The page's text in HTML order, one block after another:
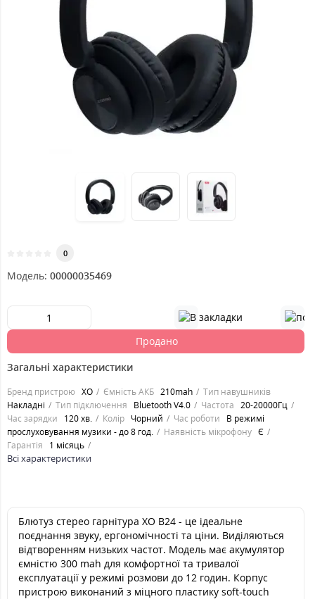
0
Модель: 00000035469
Продано
Загальні характеристики
Бренд пристрою XO Ємність АКБ 210mah
Тип навушників
Накладні
Тип підключення Bluetooth V4.0 Частота 20-20000Гц
Час зарядки
120 хв. Колір Чорний Час роботи
В режимі
прослуховування музики - до 8 год.
Наявність мікрофону Є
Гарантія
1 місяць
Всі характеристики
Блютуз стерео гарнітура XO B24 - це ідеальне
поєднання звуку, ергономічності та ціни. Виділяються
відтворенням низьких частот. Модель має акумулятор
ємністю 300 mah для комфортної та тривалої
експлуатації у режимі розмови до 12 годин. Корпус
пристрою виконаний з міцного пластику soft-touch